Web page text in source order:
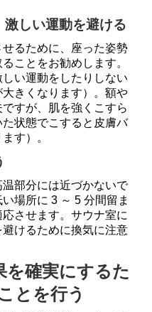
しい運動を避ける
るために、座った姿勢
ことをお勧めします。
い運動をしたりしない
きくなります）。額や
すが、肌を強くこすら
状態でこすると皮膚バ
す）。
部分には近づかないで
場所に 3 ～ 5 分間留ま
させます。サウナ室に
けるために換気に注意
確実にするた
とを行う